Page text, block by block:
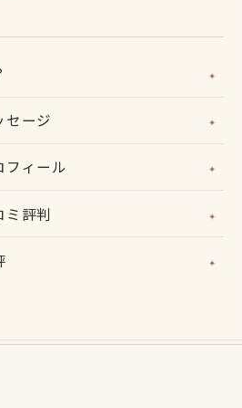
セージ
フィール
評判